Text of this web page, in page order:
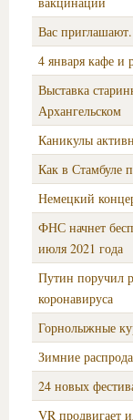
Вас приглашают.
4 января кафе и
Выставка
Архангельском
Каникулы
Как в Стамбуле
Немецкий
ФНС начнет
июля 2021 года
Путин поручил
коронавируса
Горнолыжные
Зимние
24 новых
VR продвигает